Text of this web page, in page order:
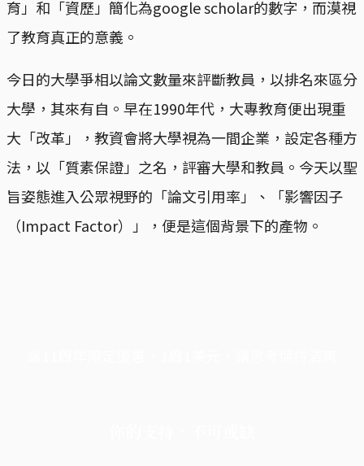
育」和「資歷」簡化為google scholar的數字，而漠視
了教育真正的意義。
今日的大學爭相以論文數量來評斷教員，以排名來區分
大學，其來有自。早在1990年代，大專教育便出現重
大「改革」，教資會將大學視為一間企業，設定各種方
法，以「質素保證」之名，評審大學和教員。今天以聖
旨姿態進入公眾視野的「論文引用率」、「影響因子
（Impact Factor）」，便是這個背景下的產物。